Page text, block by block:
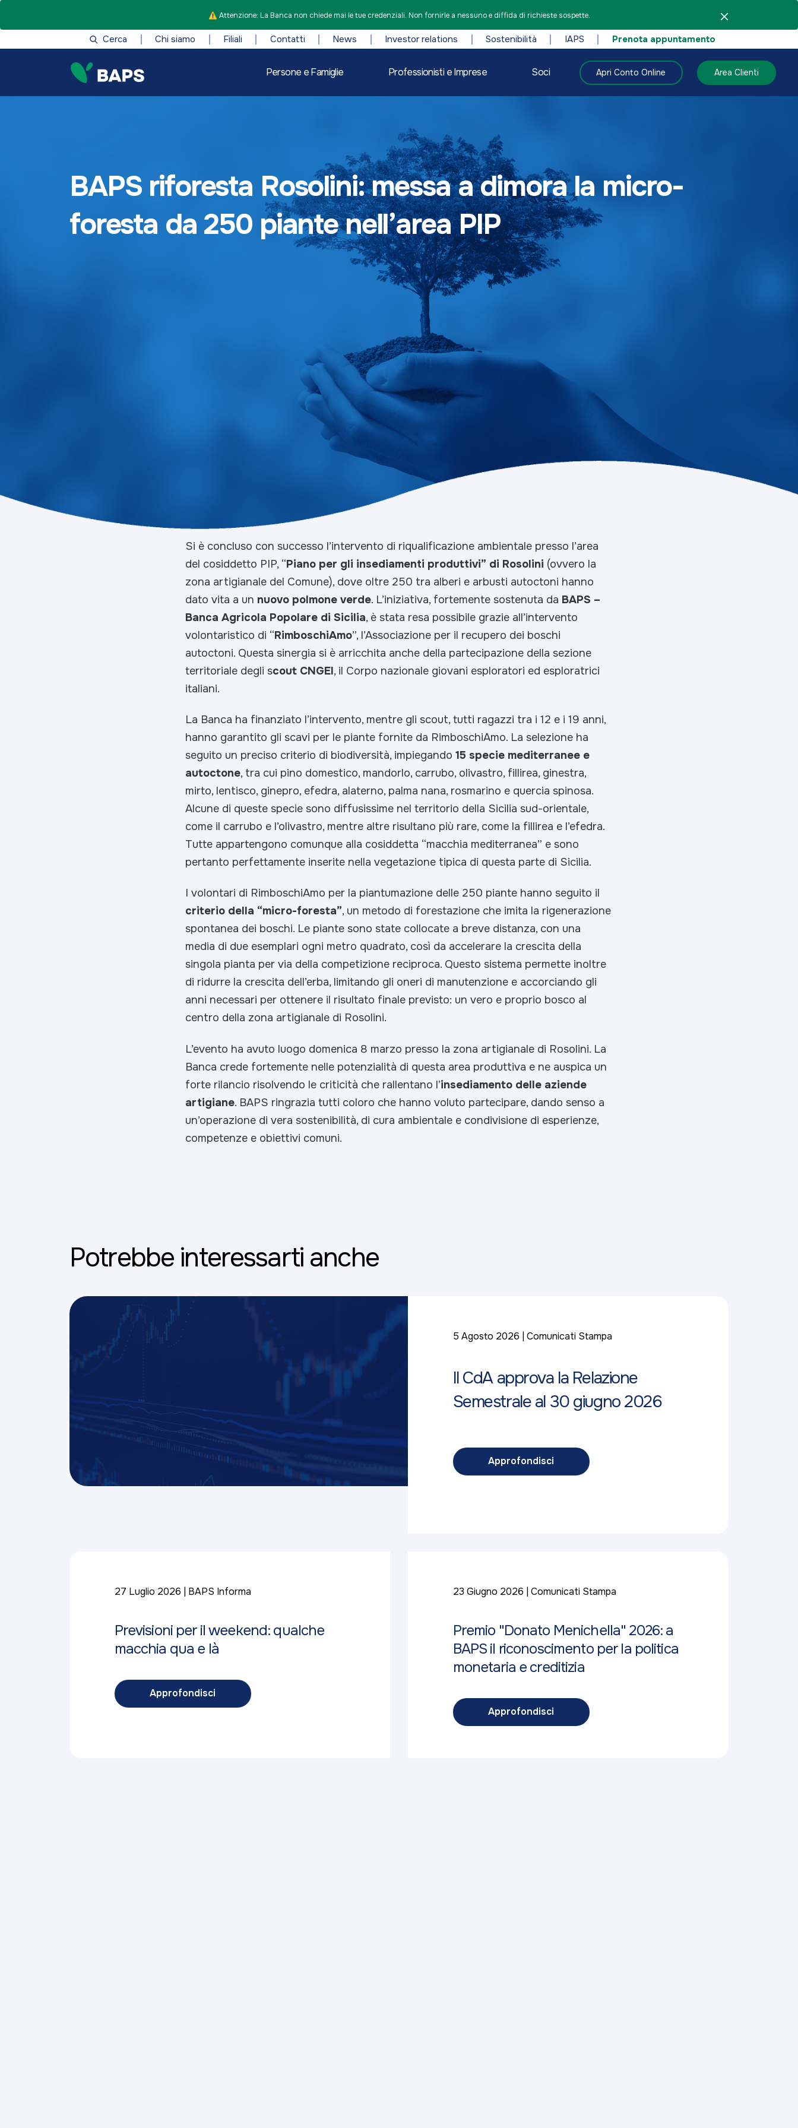
⚠️ Attenzione: La Banca non chiede mai le tue credenziali. Non fornirle a nessuno e diffida di richieste sospette.
Cerca Chi siamo Filiali Contatti News Investor relations Sostenibilità IAPS Prenota appuntamento
Persone e Famiglie Professionisti e Imprese Soci Apri Conto Online Area Clienti
BAPS riforesta Rosolini: messa a dimora la micro-
foresta da 250 piante nell’area PIP
Si è concluso con successo l’intervento di riqualificazione ambientale presso l’area
del cosiddetto PIP, “Piano per gli insediamenti produttivi” di Rosolini (ovvero la
zona artigianale del Comune), dove oltre 250 tra alberi e arbusti autoctoni hanno
dato vita a un nuovo polmone verde. L’iniziativa, fortemente sostenuta da BAPS –
Banca Agricola Popolare di Sicilia, è stata resa possibile grazie all’intervento
volontaristico di “RimboschiAmo”, l’Associazione per il recupero dei boschi
autoctoni. Questa sinergia si è arricchita anche della partecipazione della sezione
territoriale degli scout CNGEI, il Corpo nazionale giovani esploratori ed esploratrici
italiani.
La Banca ha finanziato l’intervento, mentre gli scout, tutti ragazzi tra i 12 e i 19 anni,
hanno garantito gli scavi per le piante fornite da RimboschiAmo. La selezione ha
seguito un preciso criterio di biodiversità, impiegando 15 specie mediterranee e
autoctone, tra cui pino domestico, mandorlo, carrubo, olivastro, fillirea, ginestra,
mirto, lentisco, ginepro, efedra, alaterno, palma nana, rosmarino e quercia spinosa.
Alcune di queste specie sono diffusissime nel territorio della Sicilia sud-orientale,
come il carrubo e l’olivastro, mentre altre risultano più rare, come la fillirea e l’efedra.
Tutte appartengono comunque alla cosiddetta “macchia mediterranea” e sono
pertanto perfettamente inserite nella vegetazione tipica di questa parte di Sicilia.
I volontari di RimboschiAmo per la piantumazione delle 250 piante hanno seguito il
criterio della “micro-foresta”, un metodo di forestazione che imita la rigenerazione
spontanea dei boschi. Le piante sono state collocate a breve distanza, con una
media di due esemplari ogni metro quadrato, così da accelerare la crescita della
singola pianta per via della competizione reciproca. Questo sistema permette inoltre
di ridurre la crescita dell’erba, limitando gli oneri di manutenzione e accorciando gli
anni necessari per ottenere il risultato finale previsto: un vero e proprio bosco al
centro della zona artigianale di Rosolini.
L’evento ha avuto luogo domenica 8 marzo presso la zona artigianale di Rosolini. La
Banca crede fortemente nelle potenzialità di questa area produttiva e ne auspica un
forte rilancio risolvendo le criticità che rallentano l’insediamento delle aziende
artigiane. BAPS ringrazia tutti coloro che hanno voluto partecipare, dando senso a
un’operazione di vera sostenibilità, di cura ambientale e condivisione di esperienze,
competenze e obiettivi comuni.
Potrebbe interessarti anche
5 Agosto 2026 Comunicati Stampa
Il CdA approva la Relazione
Semestrale al 30 giugno 2026
Approfondisci
27 Luglio 2026 BAPS Informa
Previsioni per il weekend: qualche
macchia qua e là
Approfondisci
23 Giugno 2026 Comunicati Stampa
Premio "Donato Menichella" 2026: a
BAPS il riconoscimento per la politica
monetaria e creditizia
Approfondisci